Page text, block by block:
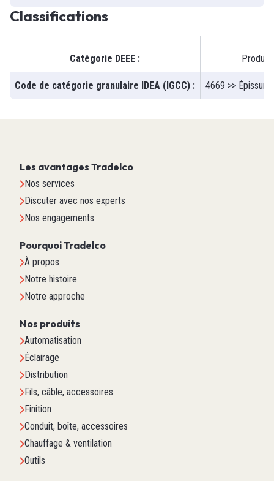
Classifications
Catégorie DEEE : Produit
Code de catégorie granulaire IDEA (IGCC) : 4669 >>
Les avantages Tradelco
Nos services
Discuter avec nos experts
Nos engagements
Pourquoi Tradelco
À propos
Notre histoire
Notre approche
Nos produits
Automatisation
Éclairage
Distribution
Fils, câble, accessoires
Finition
Conduit, boîte, accessoires
Chauffage & ventilation
Outils